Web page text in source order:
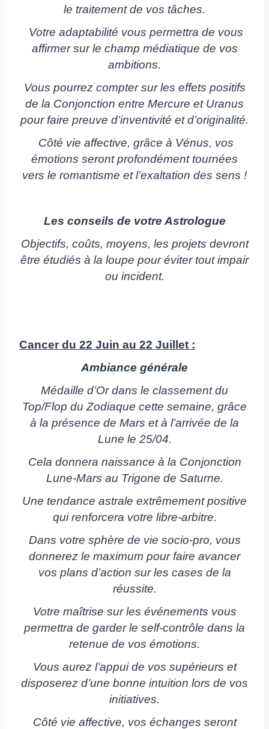
le traitement de vos tâches.
Votre adaptabilité vous permettra de vous
affirmer sur le champ médiatique de vos
ambitions.
Vous pourrez compter sur les effets positifs
de la Conjonction entre Mercure et Uranus
pour faire preuve d’inventivité et d’originalité.
Côté vie affective, grâce à Vénus, vos
émotions seront profondément tournées
vers le romantisme et l’exaltation des sens !
Les conseils de votre Astrologue
Objectifs, coûts, moyens, les projets devront
être étudiés à la loupe pour éviter tout impair
ou incident.
Cancer du 22 Juin au 22 Juillet :
Ambiance générale
Médaille d’Or dans le classement du
Top/Flop du Zodiaque cette semaine, grâce
à la présence de Mars et à l’arrivée de la
Lune le 25/04.
Cela donnera naissance à la Conjonction
Lune-Mars au Trigone de Saturne.
Une tendance astrale extrêmement positive
qui renforcera votre libre-arbitre.
Dans votre sphère de vie socio-pro, vous
donnerez le maximum pour faire avancer
vos plans d’action sur les cases de la
réussite.
Votre maîtrise sur les événements vous
permettra de garder le self-contrôle dans la
retenue de vos émotions.
Vous aurez l’appui de vos supérieurs et
disposerez d’une bonne intuition lors de vos
initiatives.
Côté vie affective, vos échanges seront